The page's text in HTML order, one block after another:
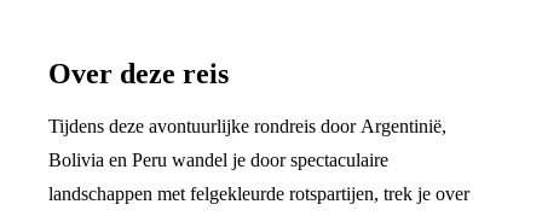
Over deze reis
Tijdens deze avontuurlijke rondreis door Argentinië,
Bolivia en Peru wandel je door spectaculaire
landschappen met felgekleurde rotspartijen, trek je over